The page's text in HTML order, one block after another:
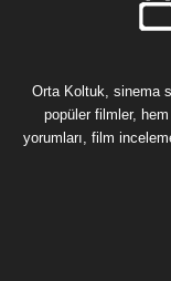
Orta Koltuk, sinema
popüler filmler,
yorumları, film